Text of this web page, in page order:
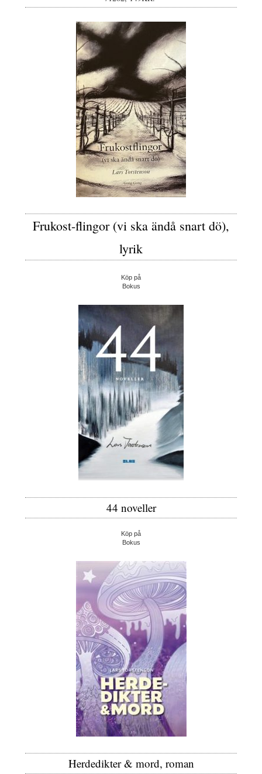
Frukost-flingor (vi ska ändå snart dö),
lyrik
Köp på
Bokus
44 noveller
Köp på
Bokus
Herdedikter & mord, roman